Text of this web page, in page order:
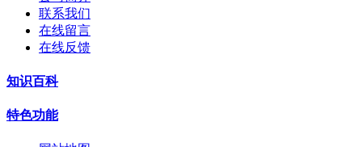
联系我们
在线留言
在线反馈
知识百科
特色功能